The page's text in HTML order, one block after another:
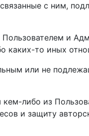
с ним,
и
каких-то иных
или не
либо из
и защиту